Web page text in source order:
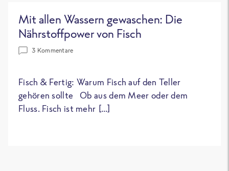
Mit allen Wassern gewaschen: Die
Nährstoffpower von Fisch
3 Kommentare
Fisch & Fertig: Warum Fisch auf den Teller
gehören sollte Ob aus dem Meer oder dem
Fluss. Fisch ist mehr […]